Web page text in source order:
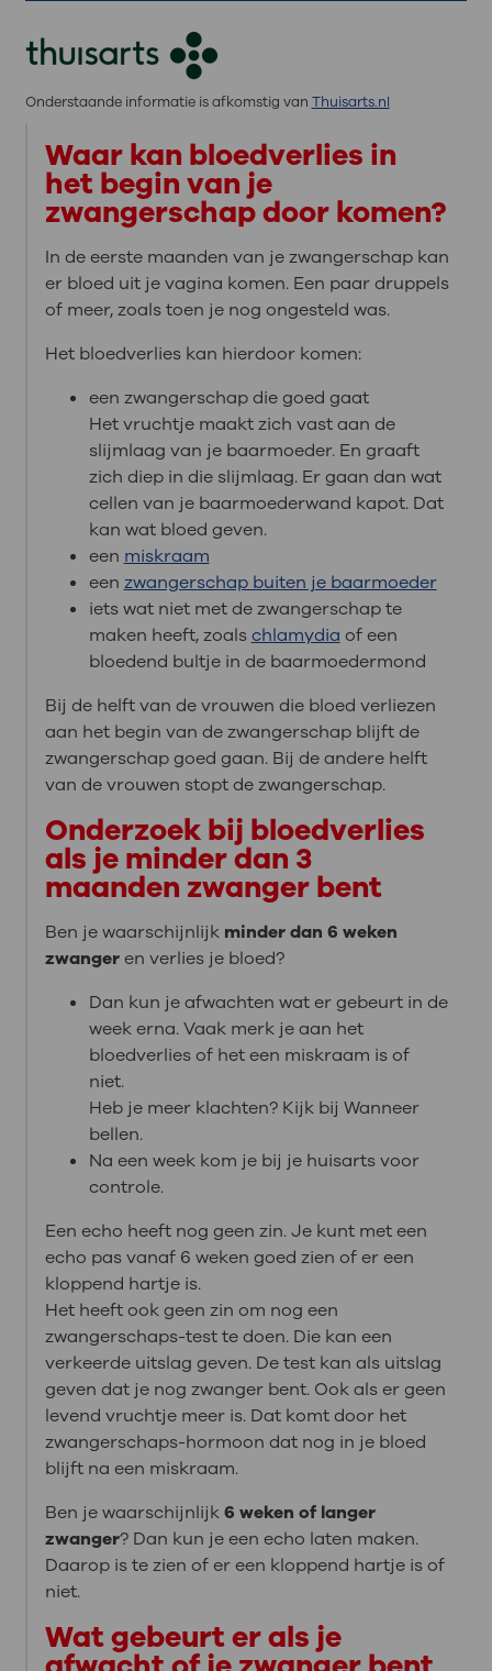
Onderstaande informatie is afkomstig van Thuisarts.nl
Waar kan bloedverlies in
het begin van je
zwangerschap door komen?
In de eerste maanden van je zwangerschap kan
er bloed uit je vagina komen. Een paar druppels
of meer, zoals toen je nog ongesteld was.
Het bloedverlies kan hierdoor komen:
een zwangerschap die goed gaat
Het vruchtje maakt zich vast aan de
slijmlaag van je baarmoeder. En graaft
zich diep in die slijmlaag. Er gaan dan wat
cellen van je baarmoederwand kapot. Dat
kan wat bloed geven.
een miskraam
een zwangerschap buiten je baarmoeder
iets wat niet met de zwangerschap te
maken heeft, zoalschlamydia of een
bloedend bultje in de baarmoedermond
Bij de helft van de vrouwen die bloed verliezen
aan het begin van de zwangerschap blijft de
zwangerschap goed gaan. Bij de andere helft
van de vrouwen stopt de zwangerschap.
Onderzoek bij bloedverlies
als je minder dan 3
maanden zwanger bent
Ben je waarschijnlijk minder dan 6 weken
zwangeren verlies je bloed?
Dan kun je afwachten wat er gebeurt in de
week erna. Vaak merk je aan het
bloedverlies of het een miskraam is of
niet.
Heb je meer klachten? Kijk bij Wanneer
bellen.
Na een week kom je bij je huisarts voor
controle.
Een echo heeft nog geen zin. Je kunt met een
echo pas vanaf 6 weken goed zien of er een
kloppend hartje is.
Het heeft ook geen zin om nog een
zwangerschaps-test te doen. Die kan een
verkeerde uitslag geven. De test kan als uitslag
geven dat je nog zwanger bent. Ook als er geen
levend vruchtje meer is. Dat komt door het
zwangerschaps-hormoon dat nog in je bloed
blijft na een miskraam.
Ben je waarschijnlijk6 weken of langer
zwanger? Dan kun je een echo laten maken.
Daarop is te zien of er een kloppend hartje is of
niet.
Wat gebeurt er als je